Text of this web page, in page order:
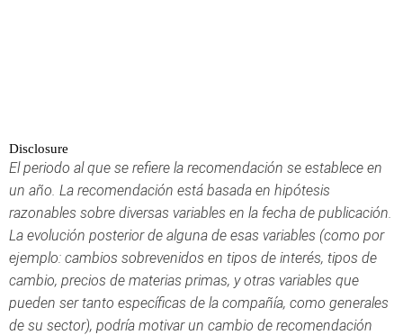
Disclosure
El periodo al que se refiere la recomendación se establece en
un año. La recomendación está basada en hipótesis
razonables sobre diversas variables en la fecha de publicación.
La evolución posterior de alguna de esas variables (como por
ejemplo: cambios sobrevenidos en tipos de interés, tipos de
cambio, precios de materias primas, y otras variables que
pueden ser tanto específicas de la compañía, como generales
de su sector), podría motivar un cambio de recomendación